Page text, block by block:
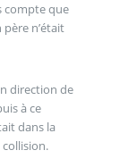
compte que
n’était
direction de
à ce
dans la